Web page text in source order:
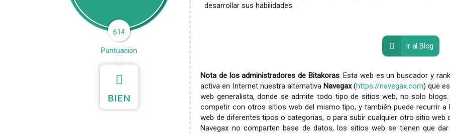
614
Puntuación
BIEN
desarrollar sus habilidades.
Ir al Blog
Nota de los administradores de Bitakoras. Esta web es un buscador y
activa en Internet nuestra alternativa Navegax(https://navegax.com) que
web generalista, donde se admite todo tipo de sitios web, no solo
competir con otros sitios web del mismo tipo, y también puede recurrir
web de diferentes tipos o categorias, o para subir cualquier otro sitio web
Navegax no comparten base de datos, los sitios web se tienen que